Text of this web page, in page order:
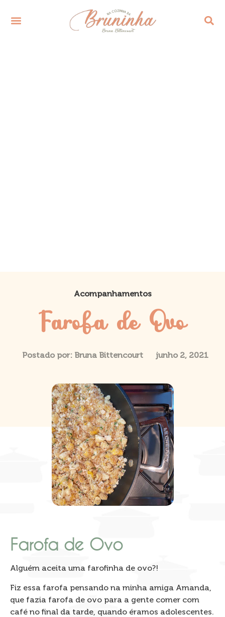
Acompanhamentos
Farofa de Ovo
Postado por:Bruna Bittencourt junho 2, 2021
Farofa de Ovo
Alguém aceita uma farofinha de ovo?!
Fiz essa farofa pensando na minha amiga Amanda,
que fazia farofa de ovo para a gente comer com
café no final da tarde, quando éramos adolescentes.